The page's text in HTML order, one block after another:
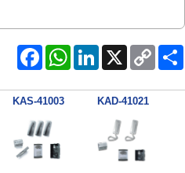
FacebookWhatsAppLinkedInX
Copy
Link
KAS-41003 KAD-41021